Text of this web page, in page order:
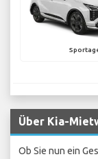
Über Kia-
Ob Sie nun ein